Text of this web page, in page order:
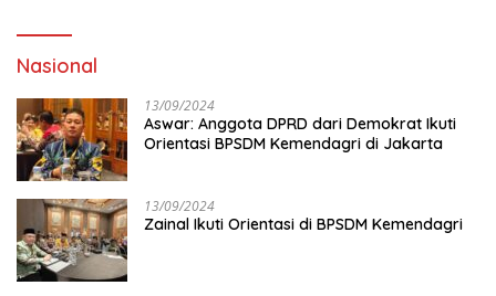
Nasional
13/09/2024
Aswar: Anggota DPRD dari Demokrat Ikuti
Orientasi BPSDM Kemendagri di Jakarta
13/09/2024
Zainal Ikuti Orientasi di BPSDM Kemendagri